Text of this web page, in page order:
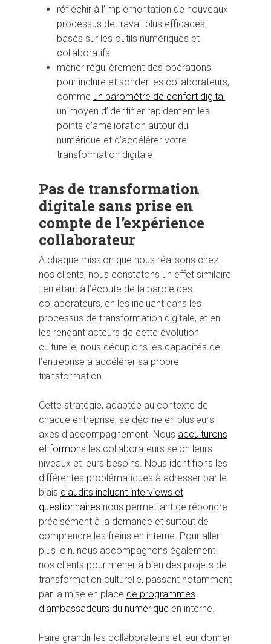
réfléchir à l’implémentation de nouveaux
processus de travail plus efficaces,
basés sur les outils numériques et
collaboratifs
mener régulièrement des opérations
pour inclure et sonder les collaborateurs,
comme un baromètre de confort digital,
un moyen d’identifier rapidement les
points d’amélioration autour du
numérique et d’accélérer votre
transformation digitale
Pas de transformation
digitale sans prise en
compte de l’expérience
collaborateur
A chaque mission que nous réalisons chez
nos clients, nous constatons un effet similaire
: en étant à l’écoute de la parole des
collaborateurs, en les incluant dans les
processus de transformation digitale, et en
les rendant acteurs de cette évolution
culturelle, nous décuplons les capacités de
l’entreprise à accélérer sa propre
transformation.
Cette stratégie, adaptée au contexte de
chaque entreprise, se décline en plusieurs
axes d’accompagnement. Nous acculturons
et formons les collaborateurs selon leurs
niveaux et leurs besoins. Nous identifions les
différentes problématiques à adresser par le
biais d’audits incluant interviews et
questionnaires nous permettant de répondre
précisément à la demande et surtout de
comprendre les freins en interne. Pour aller
plus loin, nous accompagnons également
nos clients pour mener à bien des projets de
transformation culturelle, passant notamment
par la mise en place de programmes
d’ambassadeurs du numérique en interne.
Faire grandir les collaborateurs et leur donner